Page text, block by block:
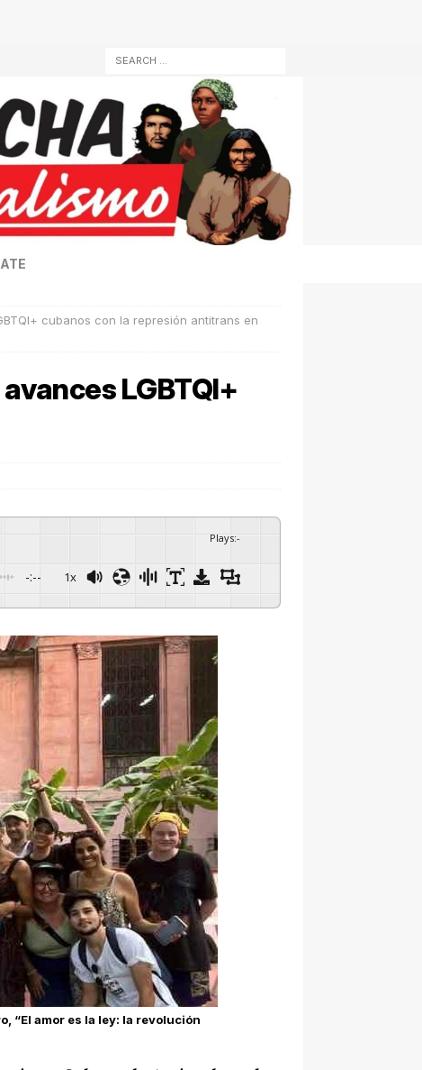
cubanos con la represión antitrans en
LGBTQI+
Plays:-
-:-- 1x
“El amor es la ley: la revolución